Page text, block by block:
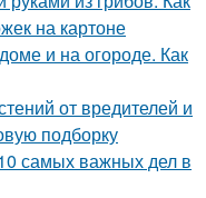
на картоне
и на огороде. Как
от вредителей и
подборку
самых важных дел в